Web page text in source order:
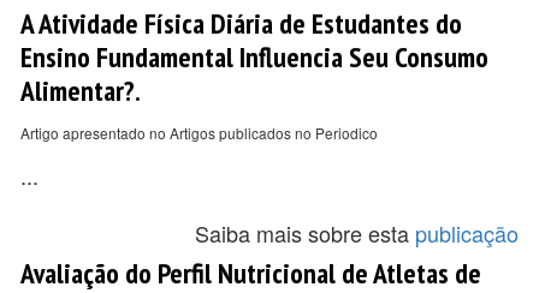
A Atividade Física Diária de Estudantes do
Ensino Fundamental Influencia Seu Consumo
Alimentar?.
Artigo apresentado no Artigos publicados no Periodico
...
Saiba mais sobre esta publicação
Avaliação do Perfil Nutricional de Atletas de